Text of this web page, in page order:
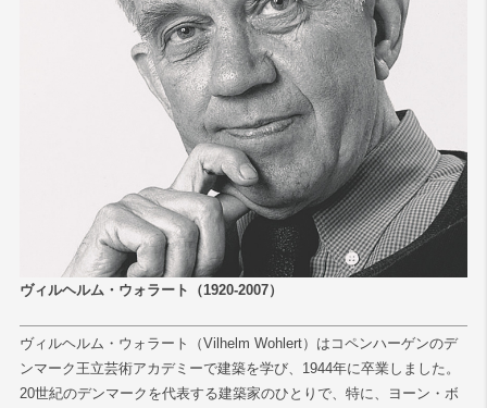
ヴィルヘルム・ウォラート（1920-2007）
ヴィルヘルム・ウォラート（Vilhelm Wohlert）はコペンハーゲンのデ
ンマーク王立芸術アカデミーで建築を学び、1944年に卒業しました。
20世紀のデンマークを代表する建築家のひとりで、特に、ヨーン・ボ